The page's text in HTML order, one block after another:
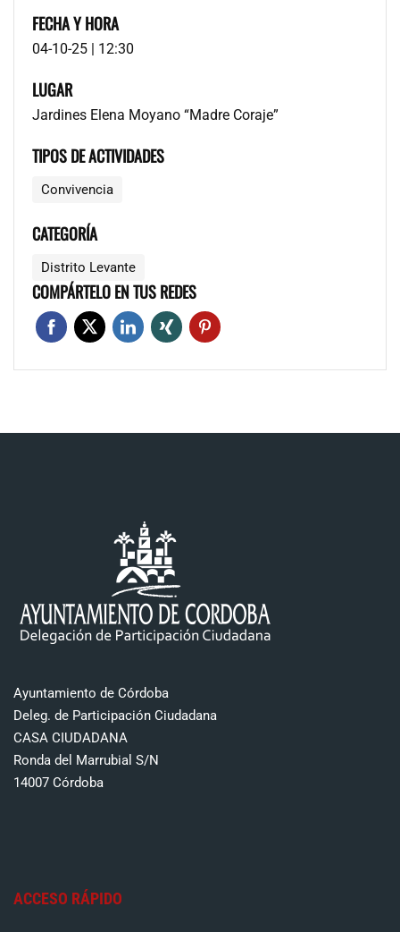
FECHA Y HORA
04-10-25 | 12:30
LUGAR
Jardines Elena Moyano “Madre Coraje”
TIPOS DE ACTIVIDADES
Convivencia
CATEGORÍA
Distrito Levante
COMPÁRTELO EN TUS REDES
Ayuntamiento de Córdoba
Deleg. de Participación Ciudadana
CASA CIUDADANA
Ronda del Marrubial S/N
14007 Córdoba
ACCESO RÁPIDO